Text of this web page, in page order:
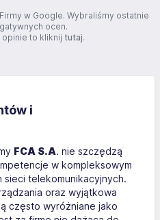
w Google. Wybraliśmy ostatnie
ocen.
to kliknij tutaj.
i
FCA S.A. nie szczędzą
w kompleksowym
sieci telekomunikacyjnych.
oraz wyjątkowa
często wyróżniane jako